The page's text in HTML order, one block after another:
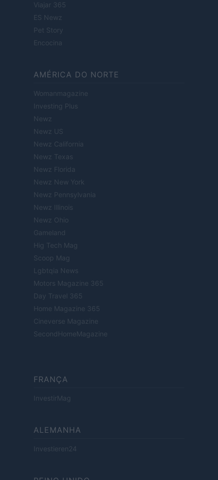
Viajar 365
ES Newz
Pet Story
Encocina
AMÉRICA DO NORTE
Womanmagazine
Investing Plus
Newz
Newz US
Newz California
Newz Texas
Newz Florida
Newz New York
Newz Pennsylvania
Newz Illinois
Newz Ohio
Gameland
Hig Tech Mag
Scoop Mag
Lgbtqia News
Motors Magazine 365
Day Travel 365
Home Magazine 365
Cineverse Magazine
SecondHomeMagazine
FRANÇA
InvestirMag
ALEMANHA
Investieren24